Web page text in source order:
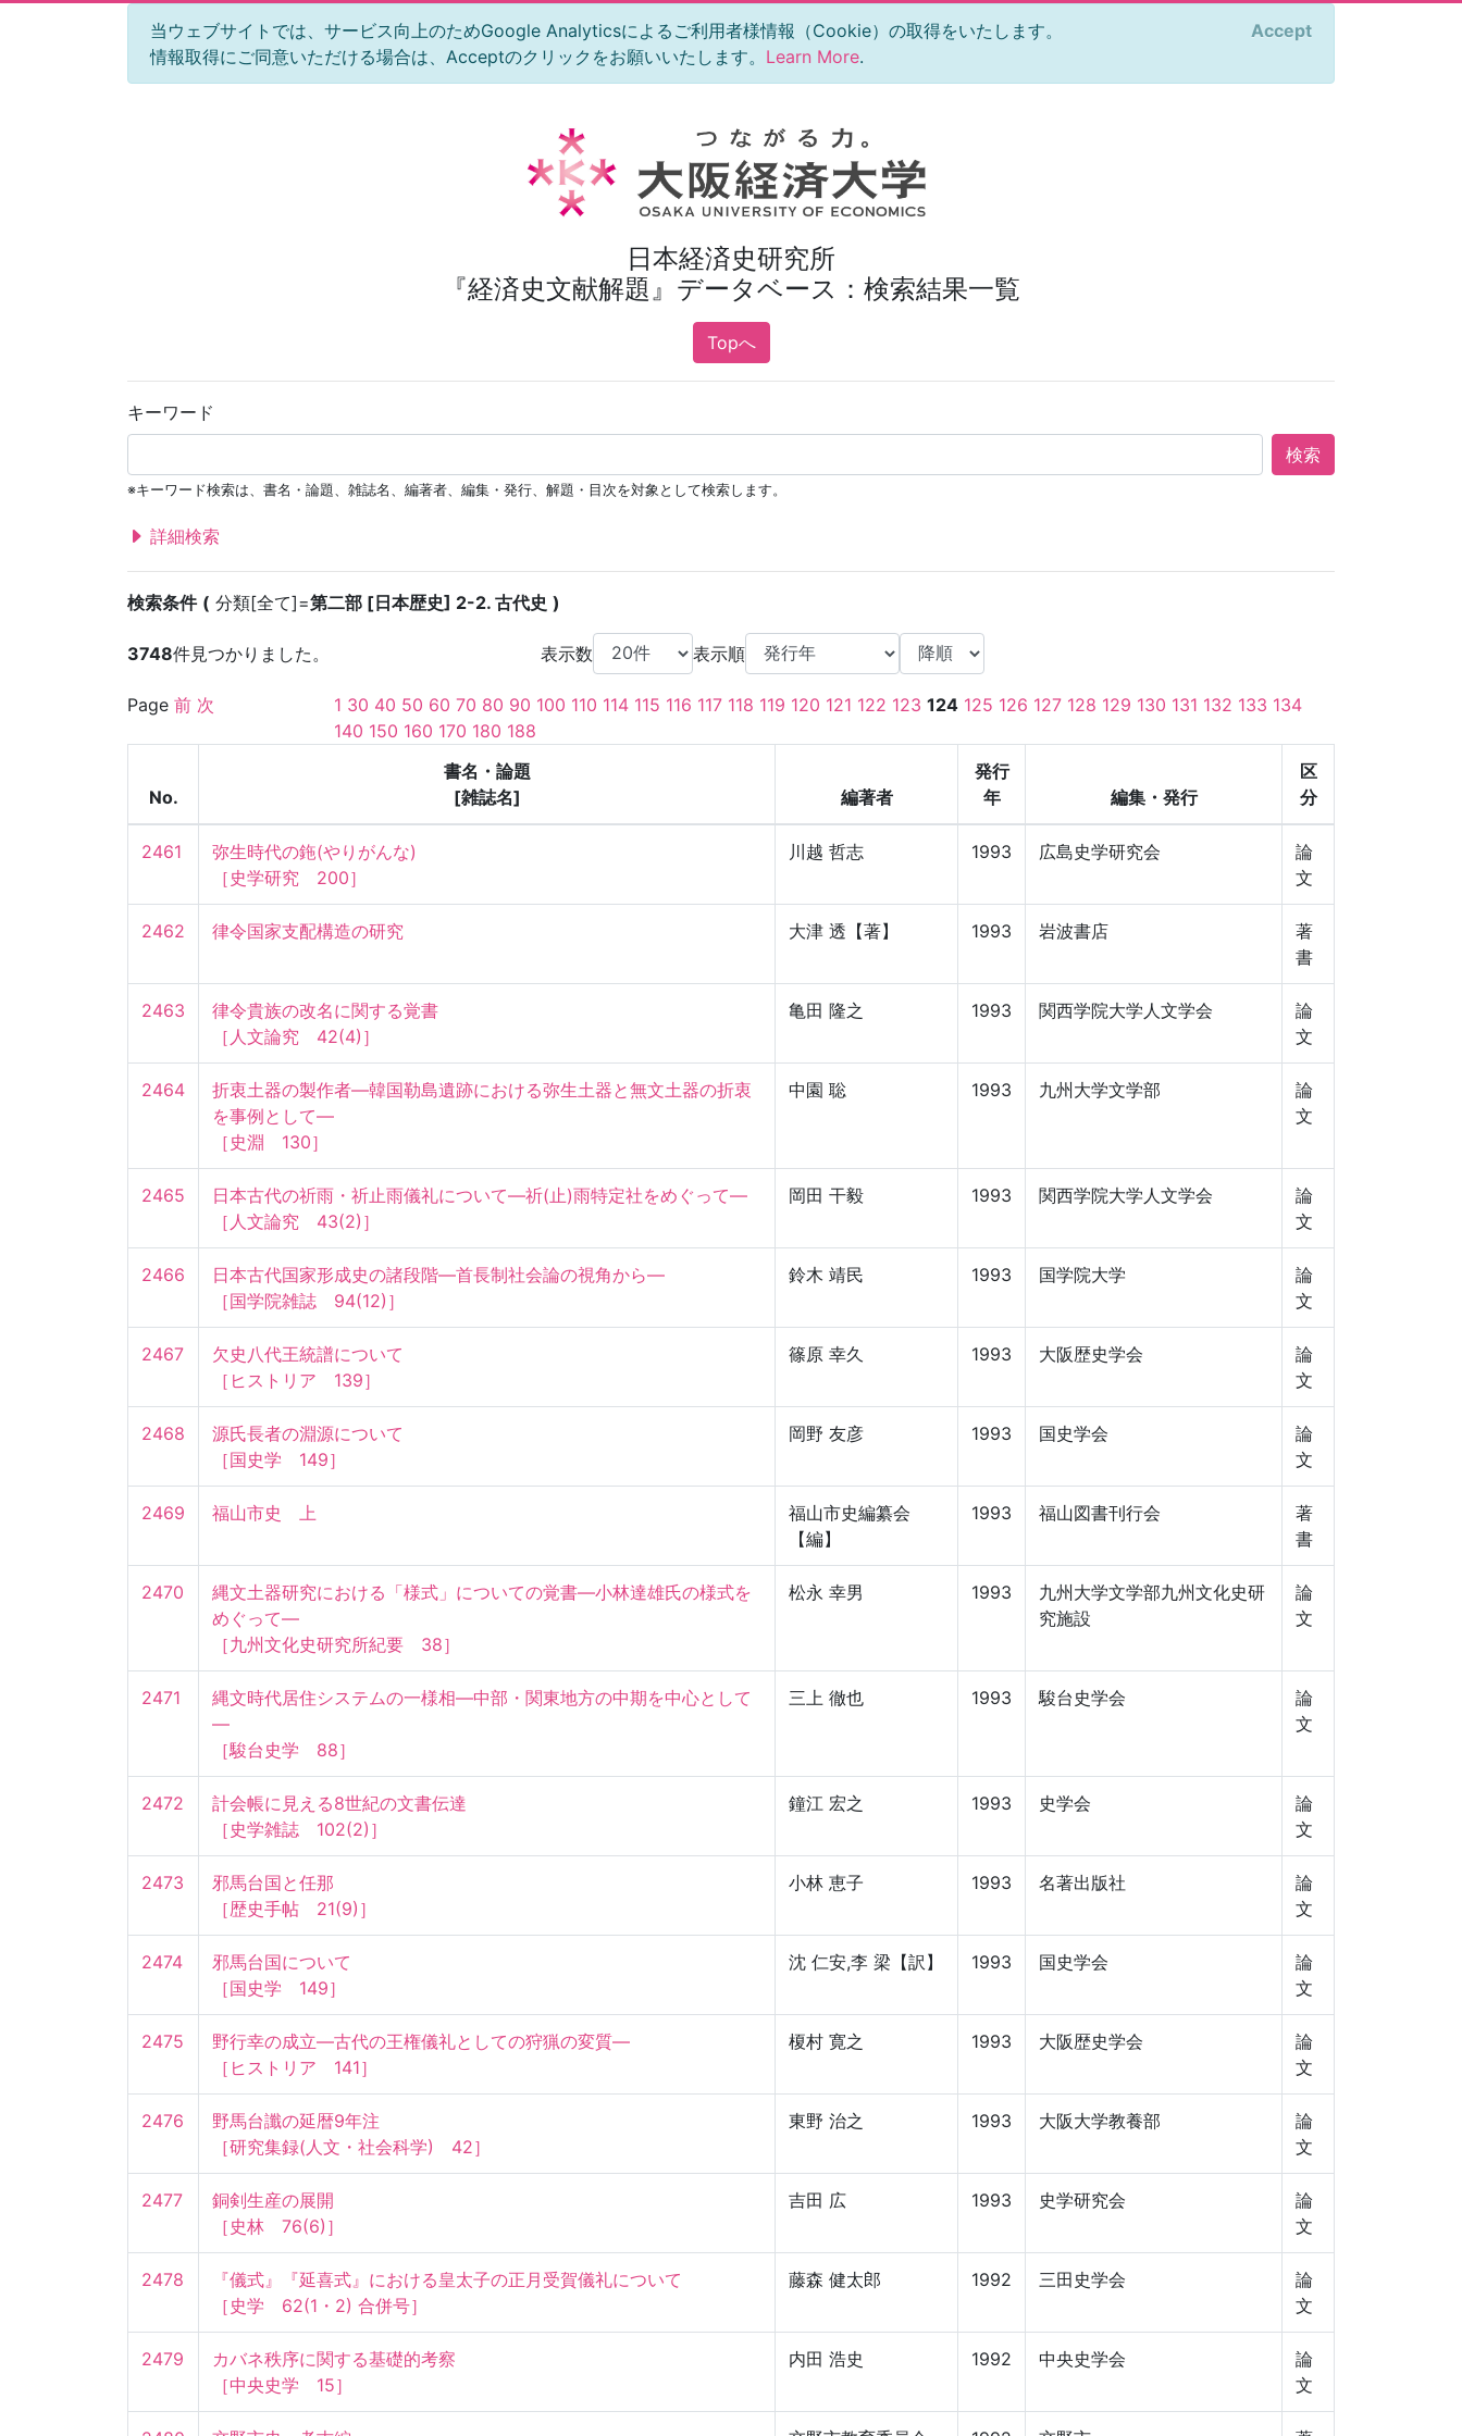
当ウェブサイトでは、サービス向上のためGoogle Analyticsによるご利用者様情報（Cookie）の取得をいたします。
情報取得にご同意いただける場合は、Acceptのクリックをお願いいたします。 Learn More.
Accept
日本経済史研究所
『経済史文献解題』データベース：検索結果一覧
Topへ
キーワード
検索
※キーワード検索は、書名・論題、雑誌名、編著者、編集・発行、解題・目次を対象として検索します。
詳細検索
検索条件 分類[全て]=第二部 [日本歴史] 2-2. 古代史
3748件見つかりました。 表示数 表示順
Page 前 次 1 30 40 50 60 70 80 90 100 110 114 115 116 117 118 119 120 121 122 123 124 125 126 127 128 129 130 131 132 133 134
140 150 160 170 180 188
No.
書名・論題
[雑誌名]
編著者
発行
年
編集・発行
区
分
2461
弥生時代の鉇(やりがんな)
［史学研究　200］
川越 哲志 1993 広島史学研究会
論
文
2462 律令国家支配構造の研究 大津 透【著】 1993 岩波書店
著
書
2463
律令貴族の改名に関する覚書
［人文論究　42(4)］
亀田 隆之 1993 関西学院大学人文学会
論
文
2464
折衷土器の製作者—韓国勒島遺跡における弥生土器と無文土器の折衷
を事例として—
［史淵　130］
中園 聡 1993 九州大学文学部
論
文
2465
日本古代の祈雨・祈止雨儀礼について—祈(止)雨特定社をめぐって—
［人文論究　43(2)］
岡田 干毅 1993 関西学院大学人文学会
論
文
2466
日本古代国家形成史の諸段階—首長制社会論の視角から—
［国学院雑誌　94(12)］
鈴木 靖民 1993 国学院大学
論
文
2467
欠史八代王統譜について
［ヒストリア　139］
篠原 幸久 1993 大阪歴史学会
論
文
2468
源氏長者の淵源について
［国史学　149］
岡野 友彦 1993 国史学会
論
文
2469 福山市史　上
福山市史編纂会
【編】
1993 福山図書刊行会
著
書
2470
縄文土器研究における「様式」についての覚書—小林達雄氏の様式を
めぐって—
［九州文化史研究所紀要　38］
松永 幸男 1993
九州大学文学部九州文化史研
究施設
論
文
2471
縄文時代居住システムの一様相—中部・関東地方の中期を中心として
—
［駿台史学　88］
三上 徹也 1993 駿台史学会
論
文
2472
計会帳に見える8世紀の文書伝達
［史学雑誌　102(2)］
鐘江 宏之 1993 史学会
論
文
2473
邪馬台国と任那
［歴史手帖　21(9)］
小林 恵子 1993 名著出版社
論
文
2474
邪馬台国について
［国史学　149］
沈 仁安,李 梁【訳】 1993 国史学会
論
文
2475
野行幸の成立—古代の王権儀礼としての狩猟の変質—
［ヒストリア　141］
榎村 寛之 1993 大阪歴史学会
論
文
2476
野馬台讖の延暦9年注
［研究集録(人文・社会科学)　42］
東野 治之 1993 大阪大学教養部
論
文
2477
銅剣生産の展開
［史林　76(6)］
吉田 広 1993 史学研究会
論
文
2478
『儀式』『延喜式』における皇太子の正月受賀儀礼について
［史学　62(1・2) 合併号］
藤森 健太郎 1992 三田史学会
論
文
2479
カバネ秩序に関する基礎的考察
［中央史学　15］
内田 浩史 1992 中央史学会
論
文